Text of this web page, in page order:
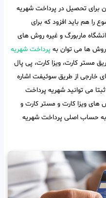
تحصیل در پرداخت شهریه
را هم باید افزود که برای
ماربورگ و غیره روش های
روش ها می توان به پرداخت شهریه
مستر کارت، ویزا کارت، پی پال
خارجی از طریق سوئیفت اشاره
می توانید شهریه پرداخت
های ویزا کارت و مستر کارت و
به حساب اصلی پرداخت شهریه